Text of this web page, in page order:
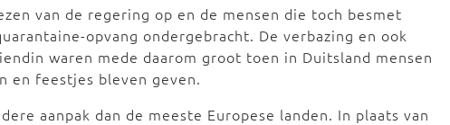
van de regering op en de mensen die toch besmet
opvang ondergebracht. De verbazing en ook
waren mede daarom groot toen in Duitsland mensen
en feestjes bleven geven.
aanpak dan de meeste Europese landen. In plaats van